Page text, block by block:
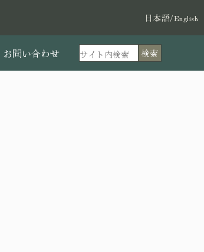
日本語/English
お問い合わせ 検索